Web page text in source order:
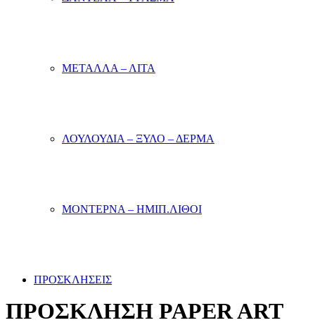
ΜΕΤΑΛΛΑ – ΛΙΤΑ
ΛΟΥΛΟΥΔΙΑ – ΞΥΛΟ – ΔΕΡΜΑ
ΜΟΝΤΕΡΝΑ – ΗΜΙΠ.ΛΙΘΟΙ
ΠΡΟΣΚΛΗΣΕΙΣ
ΠΡΟΣΚΛΗΣΗ PAPER ART